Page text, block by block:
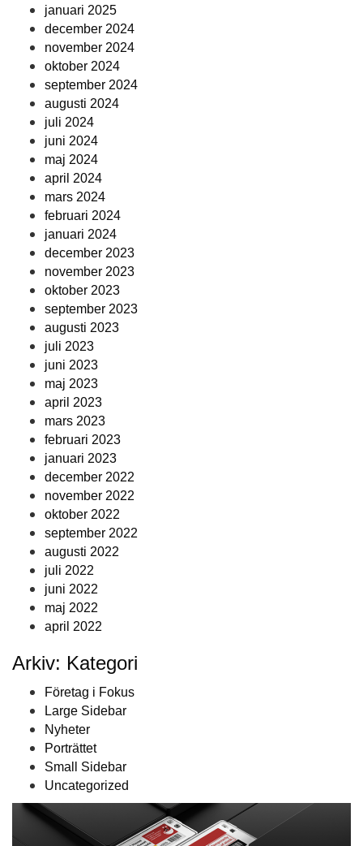
januari 2025
december 2024
november 2024
oktober 2024
september 2024
augusti 2024
juli 2024
juni 2024
maj 2024
april 2024
mars 2024
februari 2024
januari 2024
december 2023
november 2023
oktober 2023
september 2023
augusti 2023
juli 2023
juni 2023
maj 2023
april 2023
mars 2023
februari 2023
januari 2023
december 2022
november 2022
oktober 2022
september 2022
augusti 2022
juli 2022
juni 2022
maj 2022
april 2022
Arkiv: Kategori
Företag i Fokus
Large Sidebar
Nyheter
Porträttet
Small Sidebar
Uncategorized